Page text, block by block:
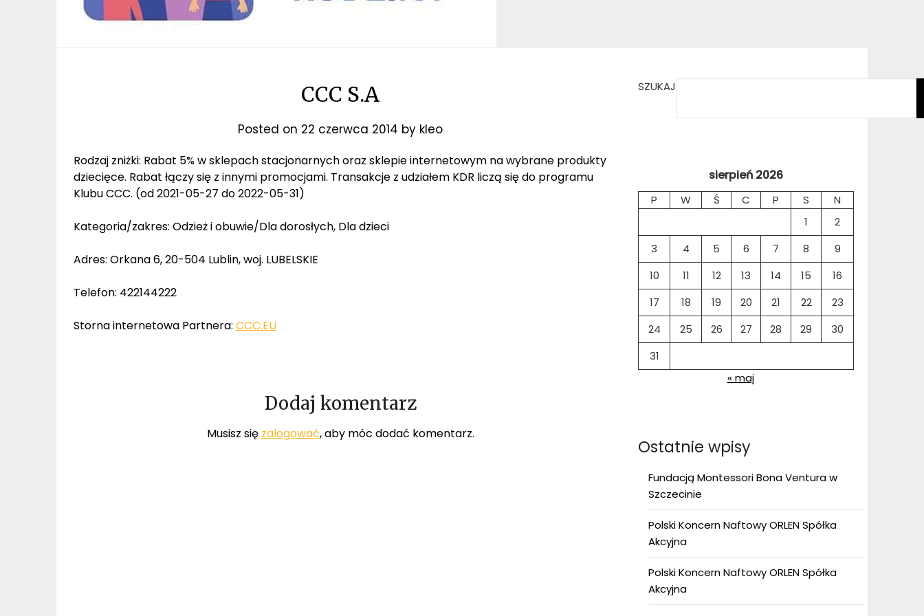
CCC S.A
Posted on 22 czerwca 2014 by kleo
Rodzaj zniżki: Rabat 5% w sklepach stacjonarnych oraz sklepie internetowym na wybrane produkty
dziecięce. Rabat łączy się z innymi promocjami. Transakcje z udziałem KDR liczą się do programu
Klubu CCC. (od 2021-05-27 do 2022-05-31)
Kategoria/zakres: Odzież i obuwie/Dla dorosłych, Dla dzieci
Adres: Orkana 6, 20-504 Lublin, woj. LUBELSKIE
Telefon: 422144222
Storna internetowa Partnera: CCC.EU
Dodaj komentarz
Musisz się zalogować, aby móc dodać komentarz.
SZUKAJ
sierpień 2026
P W Ś C P S
N
1
2
3
4 5 6 7 8
9
10
11 12 13 14 15
16
17
18 19 20 21 22
23
24
25 26 27 28 29
30
31
« maj
Ostatnie wpisy
Fundacją Montessori Bona Ventura w
Szczecinie
Polski Koncern Naftowy ORLEN Spółka
Akcyjna
Polski Koncern Naftowy ORLEN Spółka
Akcyjna